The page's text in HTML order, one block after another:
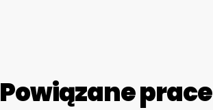
Powiązane prace